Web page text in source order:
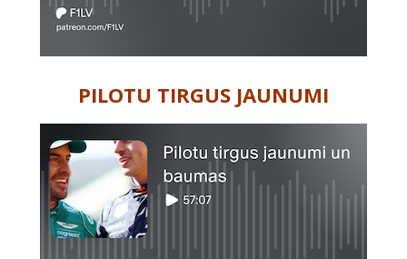
PILOTU TIRGUS JAUNUMI